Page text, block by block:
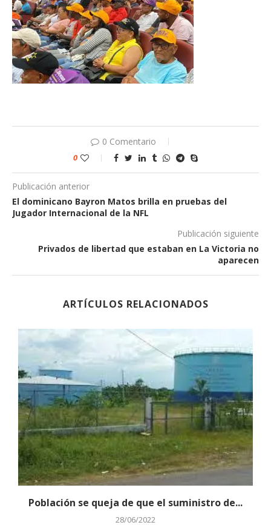
0 Comentario
0
Publicación anterior
El dominicano Bayron Matos brilla en pruebas del
Jugador Internacional de la NFL
Publicación siguiente
Privados de libertad que estaban en La Victoria no
aparecen
ARTÍCULOS RELACIONADOS
Población se queja de que el suministro de...
28/06/2022